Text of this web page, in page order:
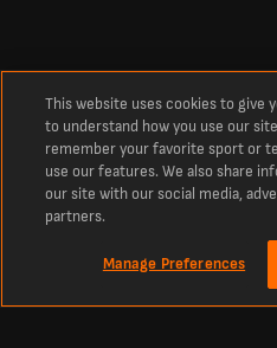
This website uses cookies to give
to understand how you use our
remember your favorite sport or
use our features. We also share
our site with our social media,
partners.
Manage Preferences